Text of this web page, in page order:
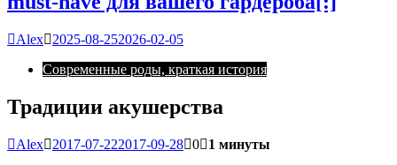
Alex 2025-08-252026-02-05
Современные роды, краткая история
Традиции акушерства
Alex 2017-07-222017-09-28 0
1 минуты